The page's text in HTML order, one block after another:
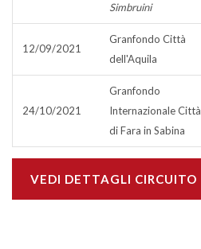
Simbruini
12/09/2021
Granfondo Città
dell'Aquila
24/10/2021
Granfondo
Internazionale Città
di Fara in Sabina
VEDI DETTAGLI CIRCUITO